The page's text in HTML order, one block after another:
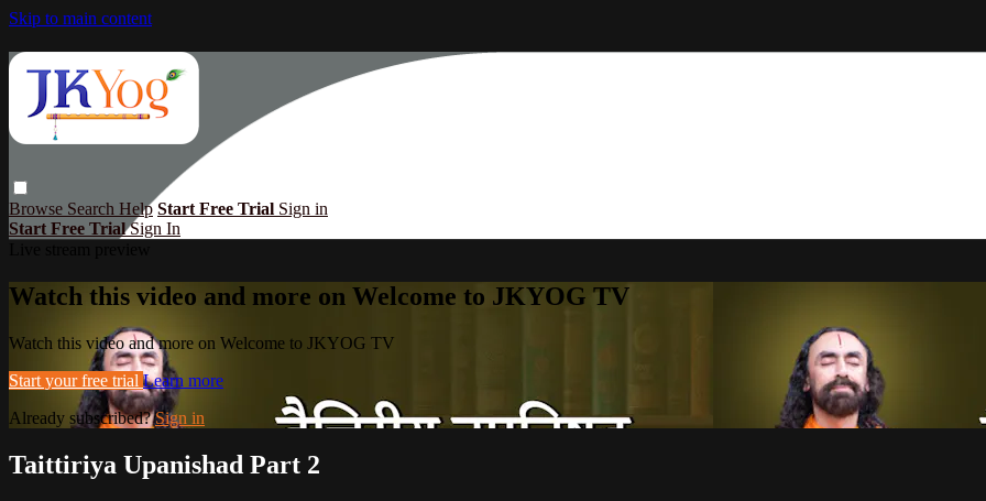
Skip to main content
Browse Search Help Start Free Trial Sign in
Start Free TrialSign In
Watch this video and more on Welcome to JKYOG TV
Watch this video and more on Welcome to JKYOG TV
Start your free trial Learn more
Already subscribed?Sign in
Taittiriya Upanishad Part 2